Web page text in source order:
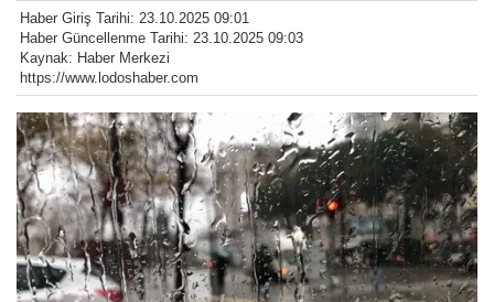
Haber Giriş Tarihi: 23.10.2025 09:01
Haber Güncellenme Tarihi: 23.10.2025 09:03
Kaynak: Haber Merkezi
https://www.lodoshaber.com